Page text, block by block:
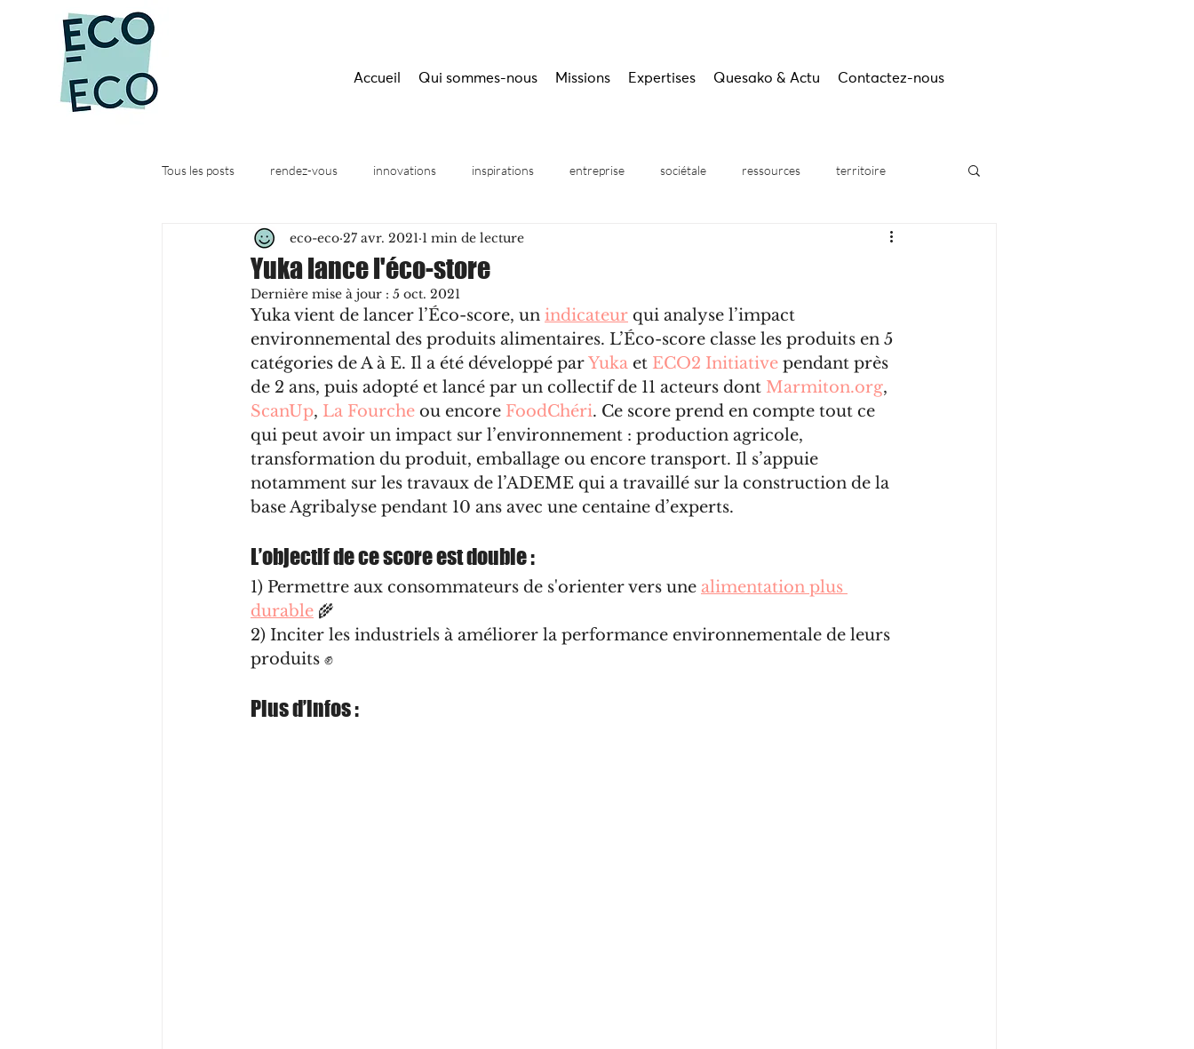
Accueil Qui sommes-nous Missions Expertises Quesako & Actu Contactez-nous
Tous les posts rendez-vous innovations inspirations entreprise sociétale ressources territoire
Quesako-éco ? Actus Webinaires
Yuka lance l'éco-store
eco-eco 27 avr. 2021 1 min de lecture
Dernière mise à jour : 5 oct. 2021
Yuka vient de lancer l’Éco-score, un indicateur qui analyse l’impact
environnemental des produits alimentaires. L’Éco-score classe les produits en 5
catégories de A à E. Il a été développé par Yuka et ECO2 Initiative pendant près
de 2 ans, puis adopté et lancé par un collectif de 11 acteurs dont Marmiton.org,
ScanUp, La Fourche ou encore FoodChéri. Ce score prend en compte tout ce
qui peut avoir un impact sur l’environnement : production agricole,
transformation du produit, emballage ou encore transport. Il s’appuie
notamment sur les travaux de l’ADEME qui a travaillé sur la construction de la
base Agribalyse pendant 10 ans avec une centaine d’experts.
L’objectif de ce score est double :
1) Permettre aux consommateurs de s'orienter vers une alimentation plus
durable 🌾
2) Inciter les industriels à améliorer la performance environnementale de leurs
produits ✊
Plus d’infos :